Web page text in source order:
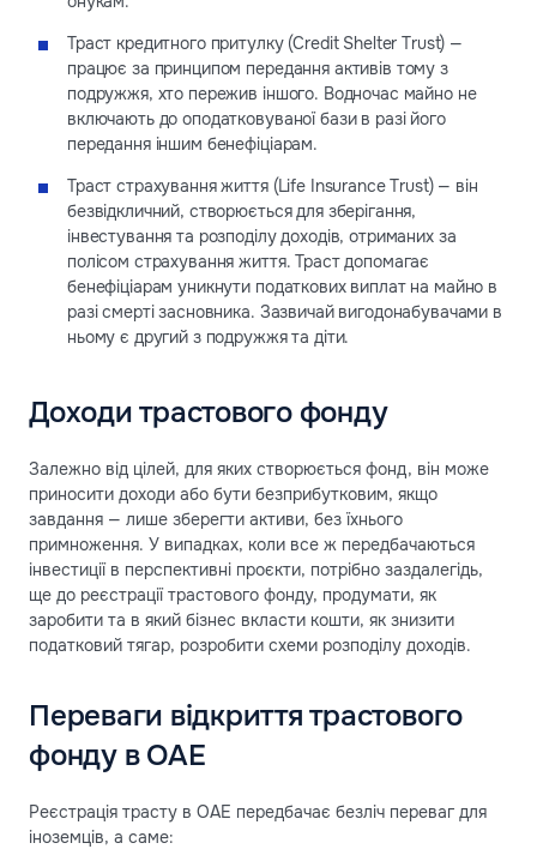
Траст кредитного притулку (Credit Shelter Trust) —
працює за принципом передання активів тому з
подружжя, хто пережив іншого. Водночас майно не
включають до оподатковуваної бази в разі його
передання іншим бенефіціарам.
Траст страхування життя (Life Insurance Trust) — він
безвідкличний, створюється для зберігання,
інвестування та розподілу доходів, отриманих за
полісом страхування життя. Траст допомагає
бенефіціарам уникнути податкових виплат на майно в
разі смерті засновника. Зазвичай вигодонабувачами в
ньому є другий з подружжя та діти.
Доходи трастового фонду
Залежно від цілей, для яких створюється фонд, він може
приносити доходи або бути безприбутковим, якщо
завдання — лише зберегти активи, без їхнього
примноження. У випадках, коли все ж передбачаються
інвестиції в перспективні проєкти, потрібно заздалегідь,
ще до реєстрації трастового фонду, продумати, як
заробити та в який бізнес вкласти кошти, як знизити
податковий тягар, розробити схеми розподілу доходів.
Переваги відкриття трастового
фонду в ОАЕ
Реєстрація трасту в ОАЕ передбачає безліч переваг для
іноземців, а саме: